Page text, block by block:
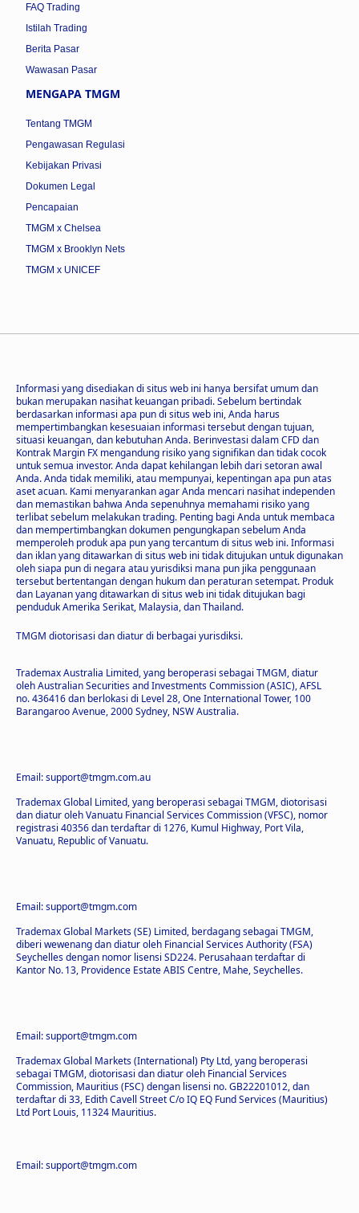
FAQ Trading
Istilah Trading
Berita Pasar
Wawasan Pasar
MENGAPA TMGM
Tentang TMGM
Pengawasan Regulasi
Kebijakan Privasi
Dokumen Legal
Pencapaian
TMGM x Chelsea
TMGM x Brooklyn Nets
TMGM x UNICEF
Informasi yang disediakan di situs web ini hanya bersifat umum dan
bukan merupakan nasihat keuangan pribadi. Sebelum bertindak
berdasarkan informasi apa pun di situs web ini, Anda harus
mempertimbangkan kesesuaian informasi tersebut dengan tujuan,
situasi keuangan, dan kebutuhan Anda. Berinvestasi dalam CFD dan
Kontrak Margin FX mengandung risiko yang signifikan dan tidak cocok
untuk semua investor. Anda dapat kehilangan lebih dari setoran awal
Anda. Anda tidak memiliki, atau mempunyai, kepentingan apa pun atas
aset acuan. Kami menyarankan agar Anda mencari nasihat independen
dan memastikan bahwa Anda sepenuhnya memahami risiko yang
terlibat sebelum melakukan trading. Penting bagi Anda untuk membaca
dan mempertimbangkan dokumen pengungkapan sebelum Anda
memperoleh produk apa pun yang tercantum di situs web ini. Informasi
dan iklan yang ditawarkan di situs web ini tidak ditujukan untuk digunakan
oleh siapa pun di negara atau yurisdiksi mana pun jika penggunaan
tersebut bertentangan dengan hukum dan peraturan setempat. Produk
dan Layanan yang ditawarkan di situs web ini tidak ditujukan bagi
penduduk Amerika Serikat, Malaysia, dan Thailand.
TMGM diotorisasi dan diatur di berbagai yurisdiksi.
Trademax Australia Limited, yang beroperasi sebagai TMGM, diatur
oleh Australian Securities and Investments Commission (ASIC), AFSL
no. 436416 dan berlokasi di Level 28, One International Tower, 100
Barangaroo Avenue, 2000 Sydney, NSW Australia.
Email:support@tmgm.com.au
Trademax Global Limited, yang beroperasi sebagai TMGM, diotorisasi
dan diatur oleh Vanuatu Financial Services Commission (VFSC), nomor
registrasi 40356 dan terdaftar di 1276, Kumul Highway, Port Vila,
Vanuatu, Republic of Vanuatu.
Email:support@tmgm.com
Trademax Global Markets (SE) Limited, berdagang sebagai TMGM,
diberi wewenang dan diatur oleh Financial Services Authority (FSA)
Seychelles dengan nomor lisensi SD224. Perusahaan terdaftar di
Kantor No. 13, Providence Estate ABIS Centre, Mahe, Seychelles.
Email:support@tmgm.com
Trademax Global Markets (International) Pty Ltd, yang beroperasi
sebagai TMGM, diotorisasi dan diatur oleh Financial Services
Commission, Mauritius (FSC) dengan lisensi no. GB22201012, dan
terdaftar di 33, Edith Cavell Street C/o IQ EQ Fund Services (Mauritius)
Ltd Port Louis, 11324 Mauritius.
Email:support@tmgm.com